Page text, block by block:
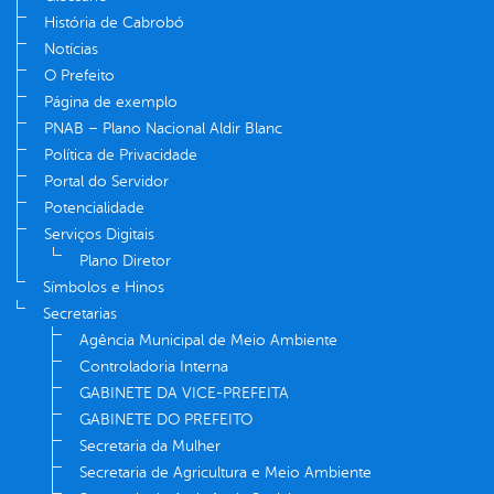
História de Cabrobó
Notícias
O Prefeito
Página de exemplo
PNAB – Plano Nacional Aldir Blanc
Política de Privacidade
Portal do Servidor
Potencialidade
Serviços Digitais
Plano Diretor
Símbolos e Hinos
Secretarias
Agência Municipal de Meio Ambiente
Controladoria Interna
GABINETE DA VICE-PREFEITA
GABINETE DO PREFEITO
Secretaria da Mulher
Secretaria de Agricultura e Meio Ambiente